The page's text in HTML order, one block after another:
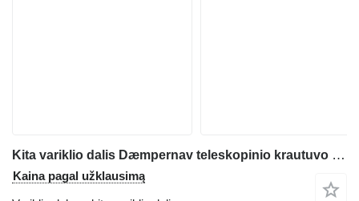
Kita variklio dalis Dæmpernav teleskopinio krautuvo JCB 536-70
Kaina pagal užklausimą